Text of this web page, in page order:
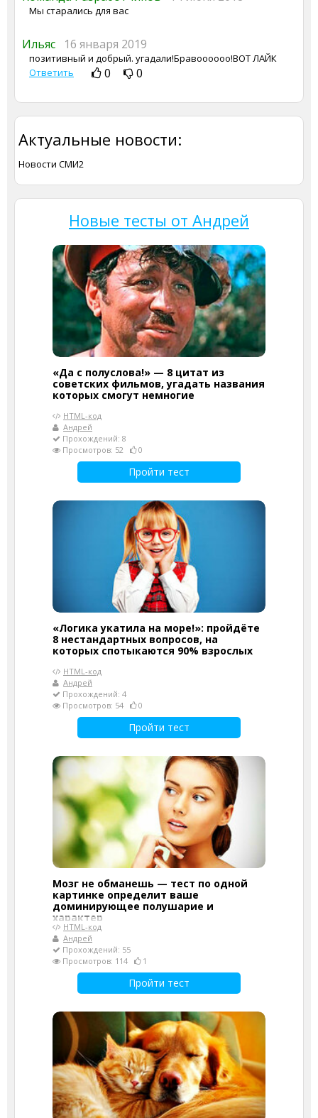
Мы старались для вас
Ильяс 16 января 2019
позитивный и добрый. угадали!Бравоооооо!ВОТ ЛАЙК
Ответить
0 0
Актуальные новости:
Новости СМИ2
Новые тесты от Андрей
«Да с полуслова!» — 8 цитат из
советских фильмов, угадать названия
которых смогут немногие
HTML-код
Андрей
Прохождений: 8
Просмотров: 52
0
Пройти тест
«Логика укатила на море!»: пройдёте
8 нестандартных вопросов, на
которых спотыкаются 90% взрослых
HTML-код
Андрей
Прохождений: 4
Просмотров: 54
0
Пройти тест
Мозг не обманешь — тест по одной
картинке определит ваше
доминирующее полушарие и
характер
HTML-код
Андрей
Прохождений: 55
Просмотров: 114
1
Пройти тест